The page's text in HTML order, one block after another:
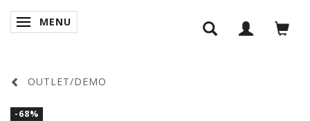
SKIFTE NAVIGATION
MENU
OUTLET/DEMO
-68%